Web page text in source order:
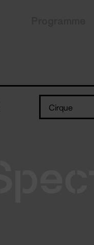
Cirque